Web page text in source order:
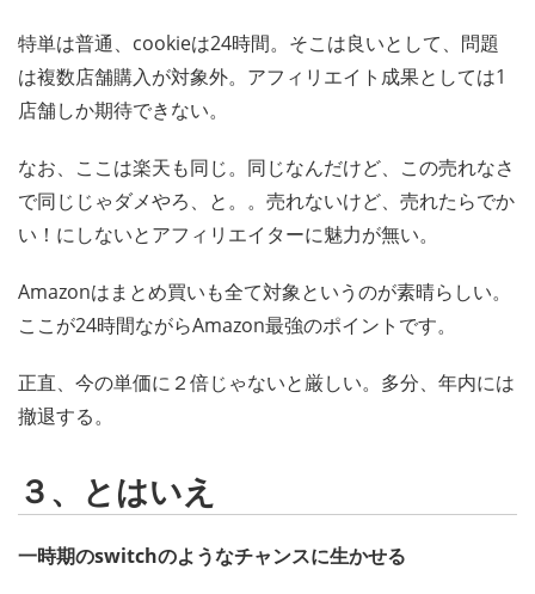
特単は普通、cookieは24時間。そこは良いとして、問題
は複数店舗購入が対象外。アフィリエイト成果としては1
店舗しか期待できない。
なお、ここは楽天も同じ。同じなんだけど、この売れなさ
で同じじゃダメやろ、と。。売れないけど、売れたらでか
い！にしないとアフィリエイターに魅力が無い。
Amazonはまとめ買いも全て対象というのが素晴らしい。
ここが24時間ながらAmazon最強のポイントです。
正直、今の単価に２倍じゃないと厳しい。多分、年内には
撤退する。
３、とはいえ
一時期のswitchのようなチャンスに生かせる